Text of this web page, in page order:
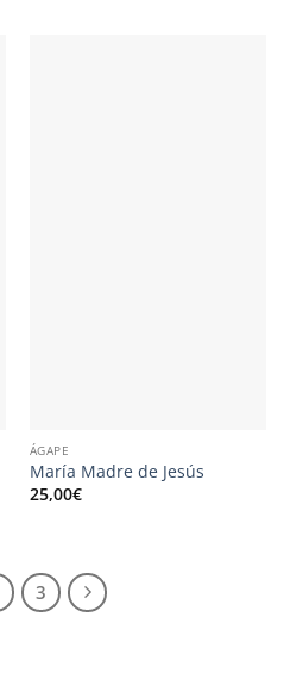
ÁGAPE
María Madre de Jesús
25,00€
3